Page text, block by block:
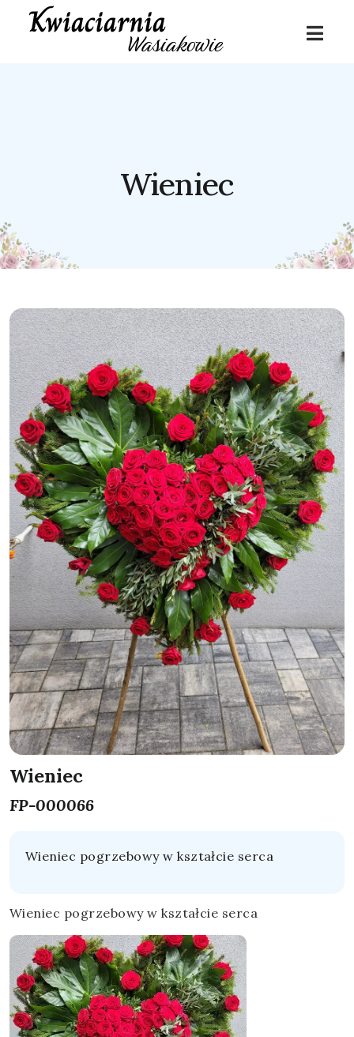
Wieniec
Wieniec
FP-000066
Wieniec pogrzebowy w kształcie serca
Wieniec pogrzebowy w kształcie serca